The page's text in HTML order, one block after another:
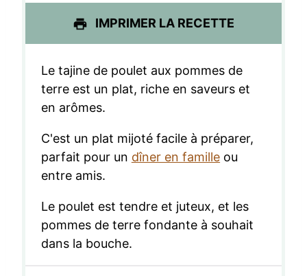
IMPRIMER LA RECETTE
Le tajine de poulet aux pommes de
terre est un plat, riche en saveurs et
en arômes.
C'est un plat mijoté facile à préparer,
parfait pour un dîner en famille ou
entre amis.
Le poulet est tendre et juteux, et les
pommes de terre fondante à souhait
dans la bouche.